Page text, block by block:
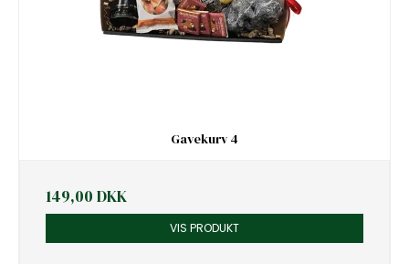
Gavekurv 4
149,00 DKK
VIS PRODUKT